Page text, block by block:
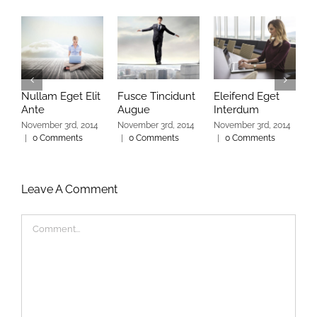
Nullam Eget Elit
Ante
November 3rd, 2014
|
0 Comments
Fusce Tincidunt
Augue
November 3rd, 2014
|
0 Comments
Eleifend Eget
Interdum
November 3rd, 2014
|
0 Comments
Leave A Comment